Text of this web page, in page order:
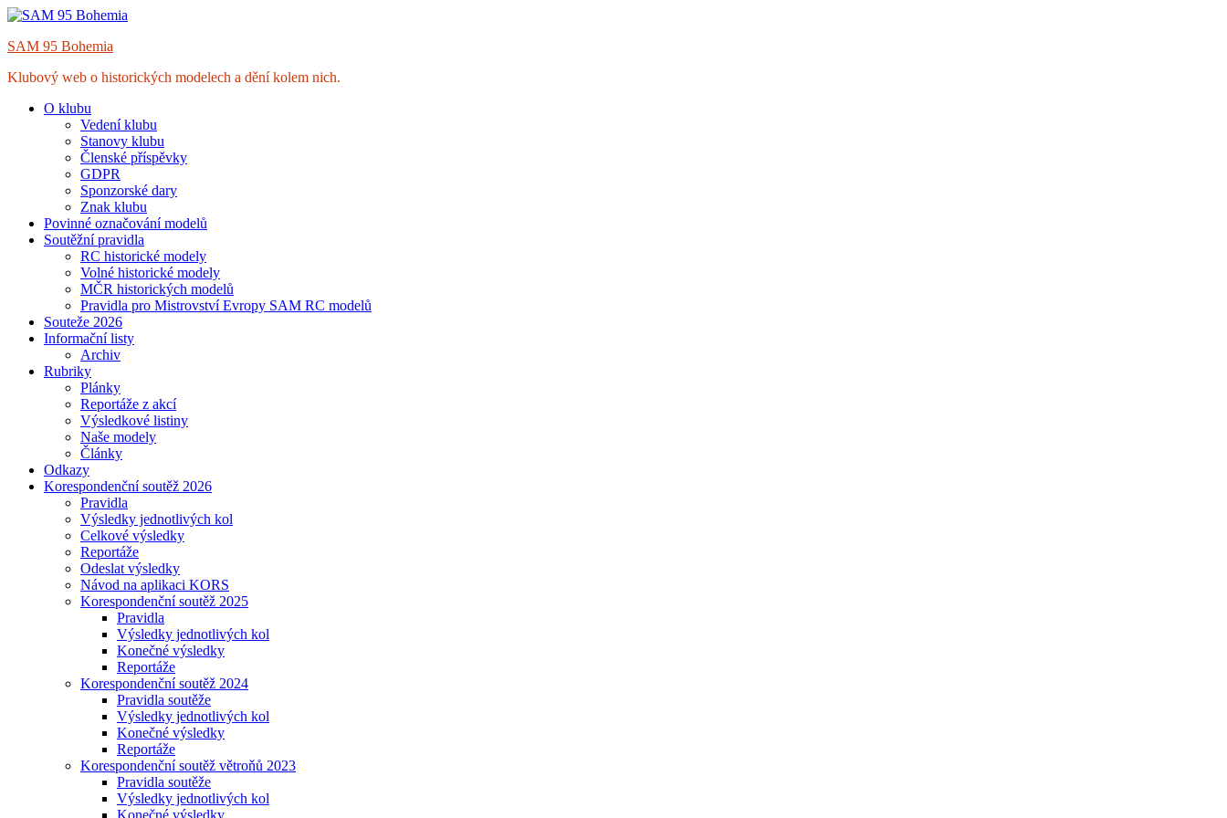
Skip
content
SAM 95 Bohemia
Klubový web o historických modelech a dění kolem nich.
O klubu
Vedení klubu
Stanovy klubu
Členské příspěvky
GDPR
Sponzorské dary
Znak klubu
Povinné označování modelů
Soutěžní pravidla
RC historické modely
Volné historické modely
MČR historických modelů
Pravidla pro Mistrovství Evropy SAM RC modelů
Souteže 2026
Informační listy
Archiv
Rubriky
Plánky
Reportáže z akcí
Výsledkové listiny
Naše modely
Články
Odkazy
Korespondenční soutěž 2026
Pravidla
Výsledky jednotlivých kol
Celkové výsledky
Reportáže
Odeslat výsledky
Návod na aplikaci KORS
Korespondenční soutěž 2025
Pravidla
Výsledky jednotlivých kol
Konečné výsledky
Reportáže
Korespondenční soutěž 2024
Pravidla soutěže
Výsledky jednotlivých kol
Konečné výsledky
Reportáže
Korespondenční soutěž větroňů 2023
Pravidla soutěže
Výsledky jednotlivých kol
Konečné výsledky